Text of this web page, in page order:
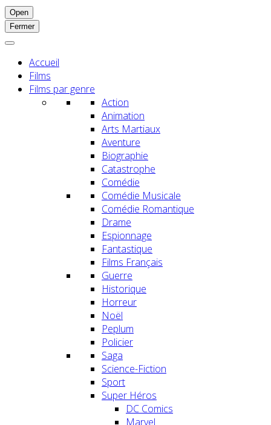
Open
Fermer
Accueil
Films
Films par genre
Action
Animation
Arts Martiaux
Aventure
Biographie
Catastrophe
Comédie
Comédie Musicale
Comédie Romantique
Drame
Espionnage
Fantastique
Films Français
Guerre
Historique
Horreur
Noël
Peplum
Policier
Saga
Science-Fiction
Sport
Super Héros
DC Comics
Marvel